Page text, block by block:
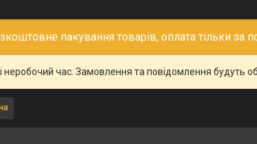
пакування товарів, оплата тільки за
неробочий час. Замовлення та повідомлення будуть